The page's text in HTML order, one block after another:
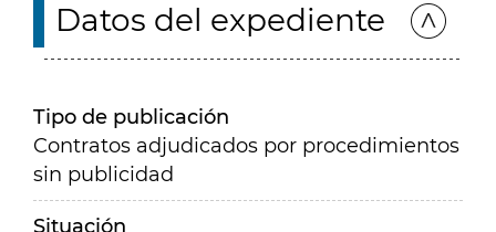
Datos del expediente
Tipo de publicación
Contratos adjudicados por procedimientos
sin publicidad
Situación